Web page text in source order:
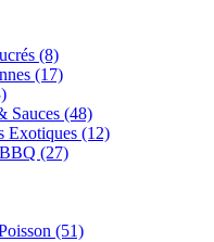
(8)
(17)
Sauces (48)
Exotiques (12)
(27)
(51)